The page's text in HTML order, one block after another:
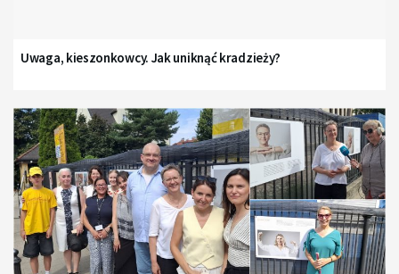
Uwaga, kieszonkowcy. Jak uniknąć kradzieży?